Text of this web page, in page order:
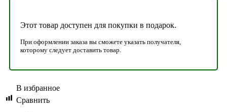
Этот товар доступен для покупки в подарок.
При оформлении заказа вы сможете указать получателя,
которому следует доставить товар.
В избранное
Сравнить